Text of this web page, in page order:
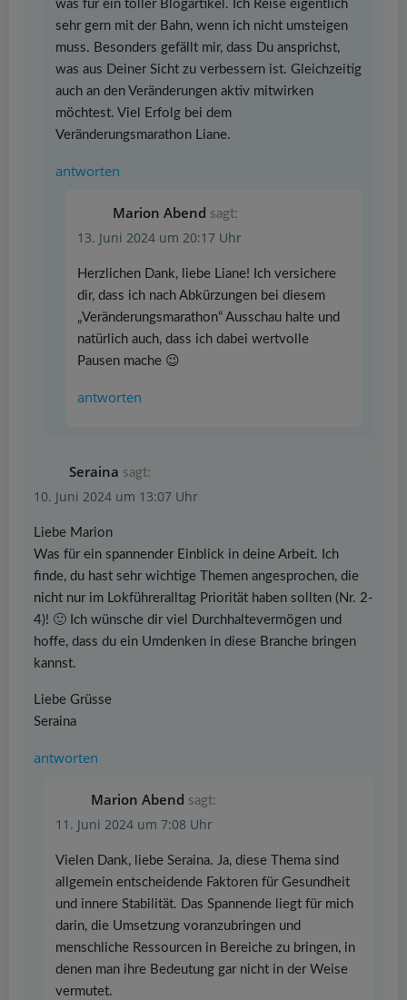
was für ein toller Blogartikel. Ich Reise eigentlich
sehr gern mit der Bahn, wenn ich nicht umsteigen
muss. Besonders gefällt mir, dass Du ansprichst,
was aus Deiner Sicht zu verbessern ist. Gleichzeitig
auch an den Veränderungen aktiv mitwirken
möchtest. Viel Erfolg bei dem
Veränderungsmarathon Liane.
antworten
Marion Abend sagt:
13. Juni 2024 um 20:17 Uhr
Herzlichen Dank, liebe Liane! Ich versichere
dir, dass ich nach Abkürzungen bei diesem
„Veränderungsmarathon“ Ausschau halte und
natürlich auch, dass ich dabei wertvolle
Pausen mache 😉
antworten
Seraina sagt:
10. Juni 2024 um 13:07 Uhr
Liebe Marion
Was für ein spannender Einblick in deine Arbeit. Ich
finde, du hast sehr wichtige Themen angesprochen, die
nicht nur im Lokführeralltag Priorität haben sollten (Nr. 2-
4)! 🙂 Ich wünsche dir viel Durchhaltevermögen und
hoffe, dass du ein Umdenken in diese Branche bringen
kannst.
Liebe Grüsse
Seraina
antworten
Marion Abend sagt:
11. Juni 2024 um 7:08 Uhr
Vielen Dank, liebe Seraina. Ja, diese Thema sind
allgemein entscheidende Faktoren für Gesundheit
und innere Stabilität. Das Spannende liegt für mich
darin, die Umsetzung voranzubringen und
menschliche Ressourcen in Bereiche zu bringen, in
denen man ihre Bedeutung gar nicht in der Weise
vermutet.